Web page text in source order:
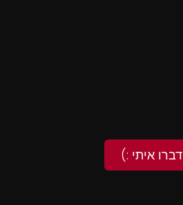
דברו איתי :)